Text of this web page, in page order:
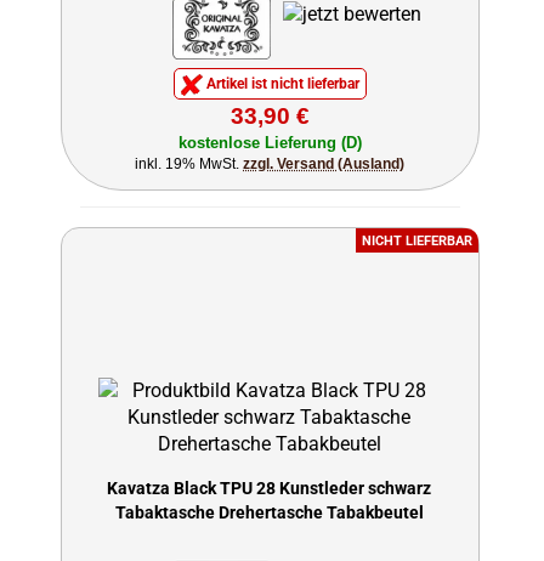
Artikel ist nicht lieferbar
33,90 €
kostenlose Lieferung (D)
inkl. 19% MwSt.zzgl. Versand (Ausland)
NICHT LIEFERBAR
Kavatza Black TPU 28 Kunstleder schwarz
Tabaktasche Drehertasche Tabakbeutel